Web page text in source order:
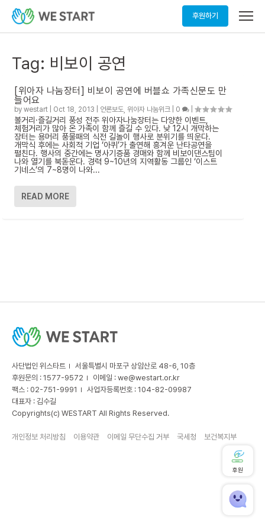
후원하기
메
열
Tag: 비보이 공연
[위아자 나눔장터] 비보이 공연에 버블쇼 가족신문도 만
들어요
by westart Oct 18, 2013 언론보도 위아자 나눔위크 0
볼거리·즐길거리 풍성 전주 위아자나눔장터는 다양한 이벤트,
체험거리가 많아 온 가족이 함께 즐길 수 있다. 낮 12시 개막하는
장터는 용머리 풍물패의 식전 길놀이 행사로 분위기를 띄운다.
개막식 후에는 사회적 기업 ‘아퀴’가 출연해 흥겨운 난타공연을
펼친다. 행사의 중간에는 명사기증품 경매와 함께 비보이댄스팀이
나와 열기를 북돋운다. 경력 9~10년의 지역활동 그룹인 ‘이스트
기네스’의 7~8명이 나와...
READ MORE
사단법인 위스타트
서울특별시 마포구 상암산로 48-6, 10층
후원문의 : 1577-9572
이메일 : we@westart.or.kr
팩스 : 02-751-9991
사업자등록번호 : 104-82-09987
대표자 : 김수길
Copyrights(c) WESTART All Rights Reserved.
개인정보 처리방침 이용약관 이메일 무단수집 거부 국세청 보건복지부
후원